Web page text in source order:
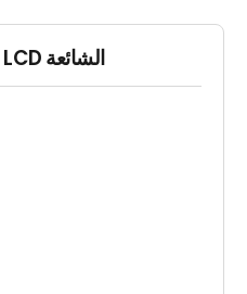
✅ أعطال شاشات LED / LCD الشائعة